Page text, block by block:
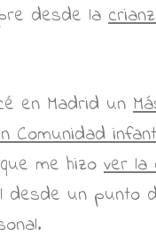
desde la
en Madrid un
Comunidad
me hizo ver la
desde un punto